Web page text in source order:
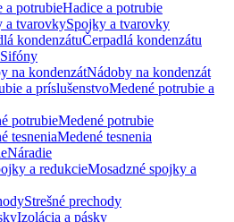
Hadice a potrubie
Spojky a tvarovky
Čerpadlá kondenzátu
Sifóny
Nádoby na kondenzát
Medené potrubie a
Medené potrubie
Medené tesnenia
Náradie
Mosadzné spojky a
Strešné prechody
Izolácia a pásky